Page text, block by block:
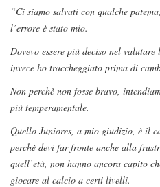
“Ci siamo salvati con qualche
l’errore è stato mio.
Dovevo essere più deciso nel
invece ho traccheggiato prima di
Non perchè non fosse bravo,
più temperamentale.
Quello Juniores, a mio giudizio, è il
perchè devi far fronte anche alla
quell’età, non hanno ancora capito
giocare al calcio a certi livelli.